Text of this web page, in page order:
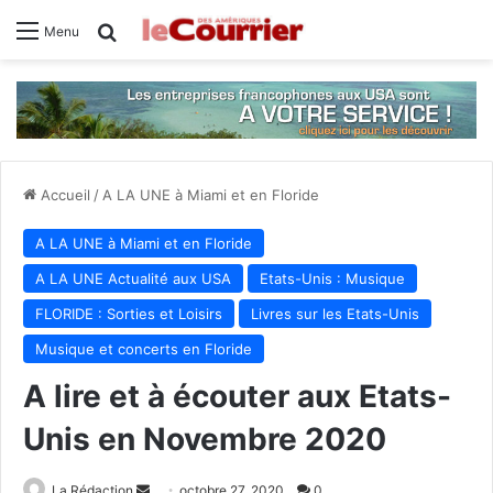
Menu Rechercher
Accueil / A LA UNE à Miami et en Floride
A LA UNE à Miami et en Floride
A LA UNE Actualité aux USA
Etats-Unis : Musique
FLORIDE : Sorties et Loisirs
Livres sur les Etats-Unis
Musique et concerts en Floride
A lire et à écouter aux Etats-
Unis en Novembre 2020
Envoyer